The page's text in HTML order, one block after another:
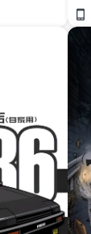
แสง ควันจากยาง
โด
และ
ยา
เปิด